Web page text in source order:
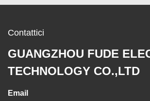
Contattici
GUANGZHOU FUDE
TECHNOLOGY CO.,LTD
Email